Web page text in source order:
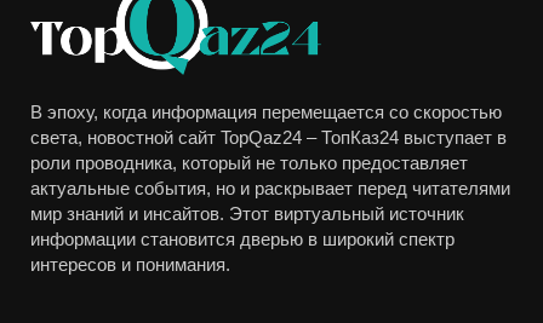
В эпоху, когда информация перемещается со скоростью
света, новостной сайт TopQaz24 – ТопКаз24 выступает в
роли проводника, который не только предоставляет
актуальные события, но и раскрывает перед читателями
мир знаний и инсайтов. Этот виртуальный источник
информации становится дверью в широкий спектр
интересов и понимания.